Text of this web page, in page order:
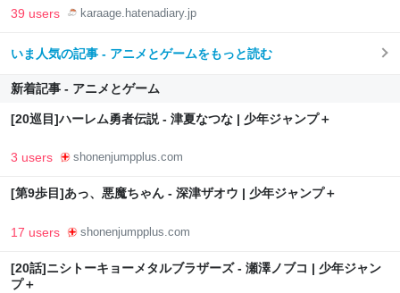
39 users karaage.hatenadiary.jp
いま人気の記事 - アニメとゲームをもっと読む
新着記事 - アニメとゲーム
[20巡目]ハーレム勇者伝説 - 津夏なつな | 少年ジャンプ＋
3 users shonenjumpplus.com
[第9歩目]あっ、悪魔ちゃん - 深津ザオウ | 少年ジャンプ＋
17 users shonenjumpplus.com
[20話]ニシトーキョーメタルブラザーズ - 瀬澤ノブコ | 少年ジャン
プ＋